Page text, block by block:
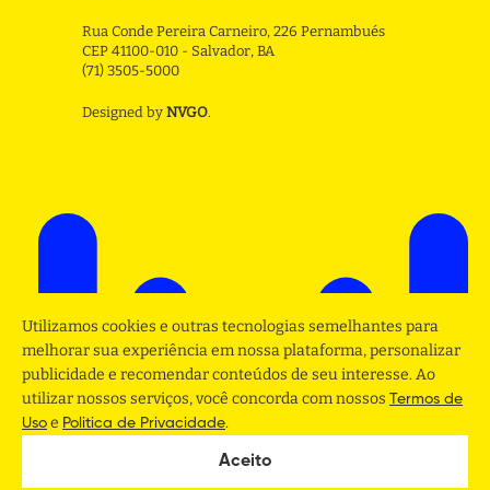
Rua Conde Pereira Carneiro, 226 Pernambués
CEP 41100-010 - Salvador, BA
(71) 3505-5000
Designed by NVGO.
Utilizamos cookies e outras tecnologias semelhantes para
melhorar sua experiência em nossa plataforma, personalizar
publicidade e recomendar conteúdos de seu interesse. Ao
utilizar nossos serviços, você concorda com nossos Termos de
Uso e Politica de Privacidade.
Aceito